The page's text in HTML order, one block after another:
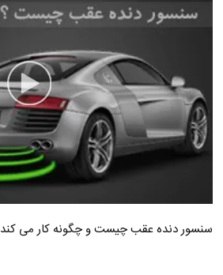
سنسور دنده عقب چیست و چگونه کار می کند